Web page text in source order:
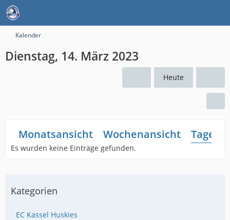
Kalender
Dienstag, 14. März 2023
Heute
Monatsansicht Wochenansicht
Es wurden keine Einträge gefunden.
Kategorien
EC Kassel Huskies